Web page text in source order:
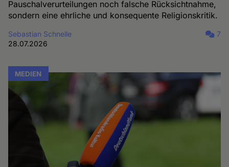
Pauschalverurteilungen noch falsche Rücksichtnahme,
sondern eine ehrliche und konsequente Religionskritik.
Sebastian Schnelle
28.07.2026
7
MEDIEN